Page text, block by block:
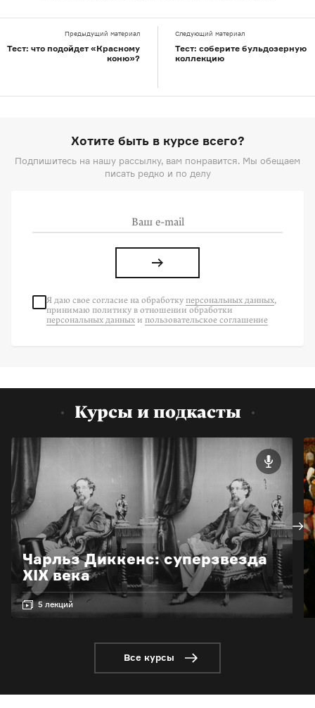
Предыдущий материал
Тест: что подойдет «Красному
коню»?
Следующий материал
Тест: соберите бульдозерную
коллекцию
Хотите быть в курсе всего?
Подпишитесь на нашу рассылку, вам понравится. Мы обещаем
писать редко и по делу
Я даю свое согласие на обработку персональных данных,
принимаю политику в отношении обработки
персональных данных и пользовательское соглашение
Курсы и подкасты
Чарльз Диккенс: суперзвезда
XIX века
5 лекций
Все курсы